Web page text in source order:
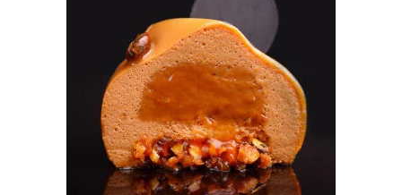
ADD TO CART